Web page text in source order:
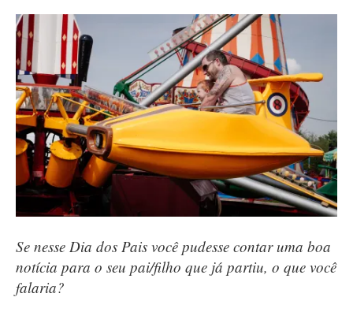
Se nesse Dia dos Pais você pudesse contar uma boa
notícia para o seu pai/filho que já partiu, o que você
falaria?